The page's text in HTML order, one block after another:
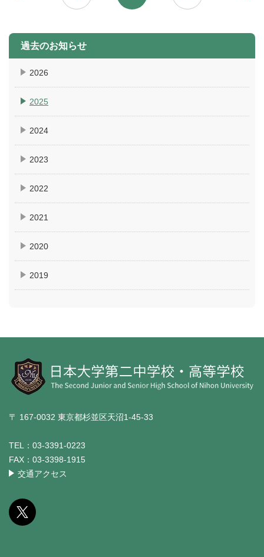
過去のお知らせ
2026
2025
2024
2023
2022
2021
2020
2019
〒 167-0032 東京都杉並区天沼1-45-33
TEL： 03-3391-0223
FAX： 03-3398-1915
交通アクセス